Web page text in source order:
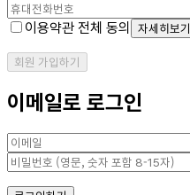
이용약관 전체 동의 자세히보기
회원 가입하기
이메일로 로그인